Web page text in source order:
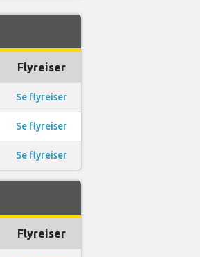
Flyreiser
Se flyreiser
Se flyreiser
Se flyreiser
Flyreiser